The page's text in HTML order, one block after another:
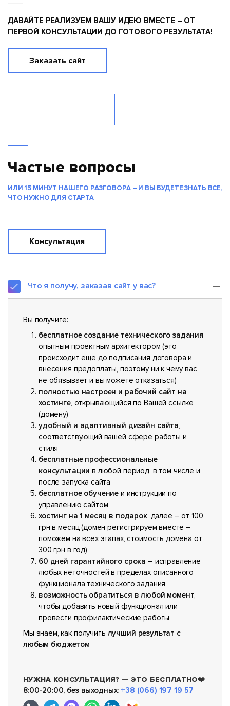
ДАВАЙТЕ РЕАЛИЗУЕМ ВАШУ ИДЕЮ ВМЕСТЕ – ОТ
ПЕРВОЙ КОНСУЛЬТАЦИИ ДО ГОТОВОГО РЕЗУЛЬТАТА!
Заказать сайт
Частые вопросы
ИЛИ 15 МИНУТ НАШЕГО РАЗГОВОРА – И ВЫ БУДЕТЕ ЗНАТЬ ВСЕ,
ЧТО НУЖНО ДЛЯ СТАРТА
Консультация
Что я получу, заказав сайт у вас?
Вы получите:
бесплатное создание технического задания
опытным проектным архитектором (это
происходит еще до подписания договора и
внесения предоплаты, поэтому ни к чему вас
не обязывает и вы можете отказаться)
полностью настроен и рабочий сайт на
хостинге, открывающийся по Вашей ссылке
(домену)
удобный и адаптивный дизайн сайта,
соответствующий вашей сфере работы и
стиля
бесплатные профессиональные
консультации в любой период, в том числе и
после запуска сайта
бесплатное обучение и инструкции по
управлению сайтом
хостинг на 1 месяц в подарок, далее – от 100
грн в месяц (домен регистрируем вместе –
поможем на всех этапах, стоимость домена от
300 грн в год)
60 дней гарантийного срока – исправление
любых неточностей в пределах описанного
функционала технического задания
возможность обратиться в любой момент,
чтобы добавить новый функционал или
провести профилактические работы
Мы знаем, как получить лучший результат с
любым бюджетом
НУЖНА КОНСУЛЬТАЦИЯ? — ЭТО БЕСПЛАТНО❤️
8:00-20:00, без выходных: +38 (066) 197 19 57